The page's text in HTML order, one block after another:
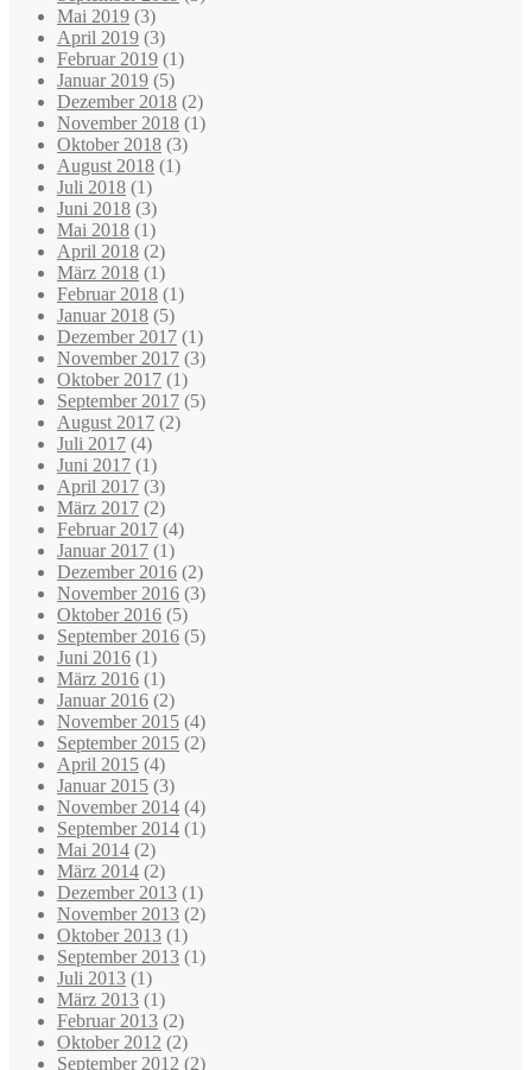
Mai 2019 (3)
April 2019 (3)
Februar 2019 (1)
Januar 2019 (5)
Dezember 2018 (2)
November 2018 (1)
Oktober 2018 (3)
August 2018 (1)
Juli 2018 (1)
Juni 2018 (3)
Mai 2018 (1)
April 2018 (2)
März 2018 (1)
Februar 2018 (1)
Januar 2018 (5)
Dezember 2017 (1)
November 2017 (3)
Oktober 2017 (1)
September 2017 (5)
August 2017 (2)
Juli 2017 (4)
Juni 2017 (1)
April 2017 (3)
März 2017 (2)
Februar 2017 (4)
Januar 2017 (1)
Dezember 2016 (2)
November 2016 (3)
Oktober 2016 (5)
September 2016 (5)
Juni 2016 (1)
März 2016 (1)
Januar 2016 (2)
November 2015 (4)
September 2015 (2)
April 2015 (4)
Januar 2015 (3)
November 2014 (4)
September 2014 (1)
Mai 2014 (2)
März 2014 (2)
Dezember 2013 (1)
November 2013 (2)
Oktober 2013 (1)
September 2013 (1)
Juli 2013 (1)
März 2013 (1)
Februar 2013 (2)
Oktober 2012 (2)
September 2012 (2)